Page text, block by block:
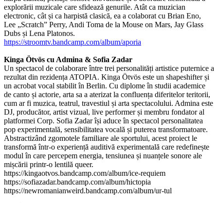
explorării muzicale care sfidează genurile. Atât ca muzician
electronic, cât și ca harpistă clasică, ea a colaborat cu Brian Eno,
Lee „Scratch” Perry, Andi Toma de la Mouse on Mars, Jay Glass
Dubs și Lena Platonos.
https://stroomtv.bandcamp.com/album/aporia
Kinga Ötvös cu Admina & Sofia Zadar
Un spectacol de colaborare între trei personalități artistice puternice a
rezultat din rezidența ATOPIA. Kinga Ötvös este un shapeshifter și
un acrobat vocal stabilit în Berlin. Cu diplome în studii academice
de canto și actorie, arta sa a aterizat la confluența diferitelor teritorii,
cum ar fi muzica, teatrul, travestiul și arta spectacolului. Admina este
DJ, producător, artist vizual, live performer și membru fondator al
platformei Corp. Sofia Zadar își aduce în spectacol personalitatea
pop experimentală, sensibilitatea vocală și puterea transformatoare.
Abstractizând zgomotele familiare ale sportului, acest proiect le
transformă într-o experiență auditivă experimentală care redefinește
modul în care percepem energia, tensiunea și nuanțele sonore ale
mișcării printr-o lentilă queer.
https://kingaotvos.bandcamp.com/album/ice-requiem
https://sofiazadar.bandcamp.com/album/hictopia
https://newromanianweird.bandcamp.com/album/ur-tul